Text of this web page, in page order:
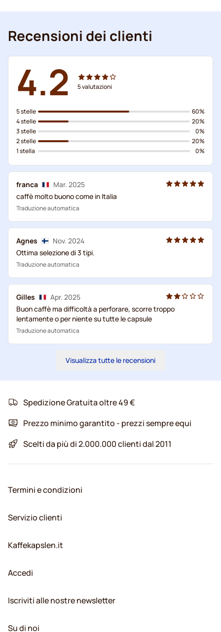
Recensioni dei clienti
4.2 5valutazioni
5 stelle
4 stelle
3 stelle
2 stelle
1 stella
60%
20%
0%
20%
0%
franca
Mar. 2025
caffè molto buono come in Italia
Traduzione automatica
Agnes
Nov. 2024
Ottima selezione di 3 tipi.
Traduzione automatica
Gilles
Apr. 2025
Buon caffè ma difficoltà a perforare, scorre troppo
lentamente o per niente su tutte le capsule
Traduzione automatica
Visualizza tutte le recensioni
Spedizione Gratuita oltre 49 €
Prezzo minimo garantito - prezzi sempre equi
Scelti da più di 2.000.000 clienti dal 2011
Termini e condizioni
Servizio clienti
Kaffekapslen.it
Accedi
Iscriviti alle nostre newsletter
Su di noi